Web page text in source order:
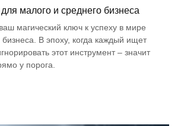
малого и среднего бизнеса
магический ключ к успеху в мире
В эпоху, когда каждый ищет
этот инструмент – значит
у порога.